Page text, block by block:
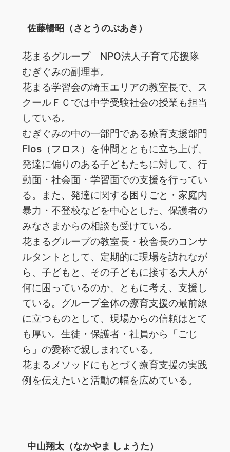
佐藤暢昭（さとうのぶあき）
花まるグループ NPO法人子育て応援隊
むぎぐみの副理事。
花まる学習会の埼玉エリアの教室長で、ス
クールＦＣでは中学受験社会の授業も担当
している。
むぎぐみの中の一部門である療育支援部門
Flos（フロス）を仲間とともに立ち上げ、
発達に偏りのある子どもたちに対して、行
動面・社会面・学習面での支援を行ってい
る。また、発達に関する困りごと・家庭内
暴力・不登校などを中心とした、保護者の
みなさまからの相談も受けている。
花まるグループの教室長・校舎長のコンサ
ルタントとして、定期的に現場を訪れなが
ら、子どもと、その子どもに接する大人が
何に困っているのか、ともに考え、支援し
ている。グループ全体の療育支援の最前線
に立つものとして、現場からの信頼はとて
も厚い。生徒・保護者・社員から「ごじ
ら」の愛称で親しまれている。
花まるメソッドにもとづく療育支援の実践
例を伝えたいと活動の幅を広めている。
中山翔太（なかやま しょうた）